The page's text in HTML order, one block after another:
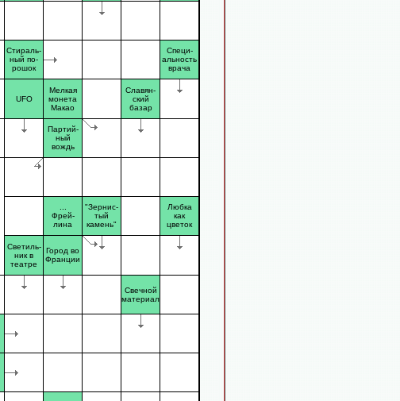
Стираль-
ный по-
рошок
Специ-
альность
врача
UFO
Мелкая
монета
Макао
Славян-
ский
базар
Партий-
ный
вождь
Фрей-
лина
"Зернис-
тый
камень"
Любка
как
цветок
Светиль-
ник в
театре
Город во
Франции
Свечной
материал